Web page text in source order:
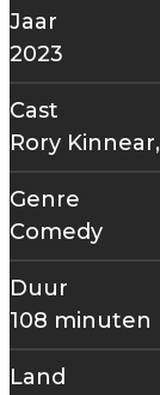
Jaar
2023
Cast
Rory
Genre
Comedy
Duur
108 minuten
Land